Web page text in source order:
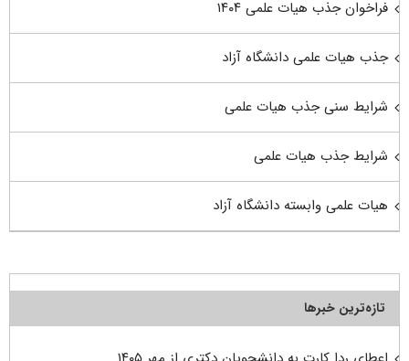
فراخوان جذب هیات علمی ۱۴۰۴
جذب هیات علمی دانشگاه آزاد
شرایط سنی جذب هیات علمی
شرایط جذب هیات علمی
هیات علمی وابسته دانشگاه آزاد
تازه‌ترین خبرها